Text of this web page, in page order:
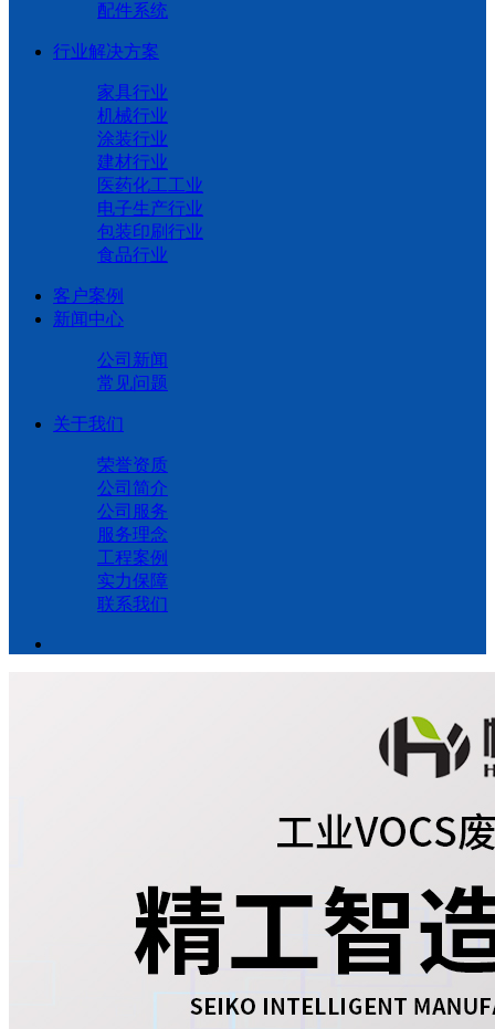
配件系统
行业解决方案
家具行业
机械行业
涂装行业
建材行业
医药化工工业
电子生产行业
包装印刷行业
食品行业
客户案例
新闻中心
公司新闻
常见问题
关于我们
荣誉资质
公司简介
公司服务
服务理念
工程案例
实力保障
联系我们